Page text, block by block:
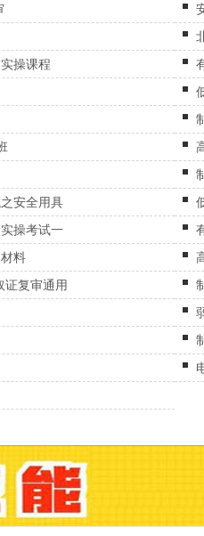
操课程
安全用具
操考试一
料
证复审通用